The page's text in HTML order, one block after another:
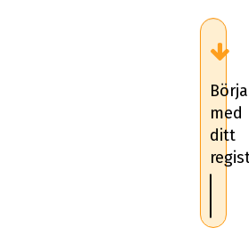
Börja
med
ditt